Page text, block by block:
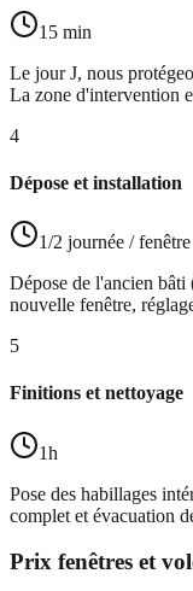
15 min
Le jour J, nous
La zone d'intervention
4
Dépose et installation
1/2 journée / fenêtre
Dépose de l'ancien bâti
nouvelle fenêtre,
5
Finitions et nettoyage
1h
Pose des habillages
complet et évacuation
Prix fenêtres et